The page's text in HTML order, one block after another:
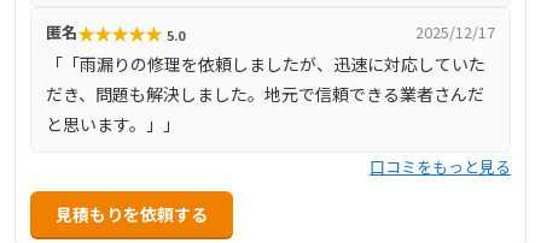
術と安心価格でサービスを提供しています。
匿名★★★★★ 5.0 2025/12/17
「「雨漏りの修理を依頼しましたが、迅速に対応していた
だき、問題も解決しました。地元で信頼できる業者さんだ
と思います。」」
口コミをもっと見る
見積もりを依頼する